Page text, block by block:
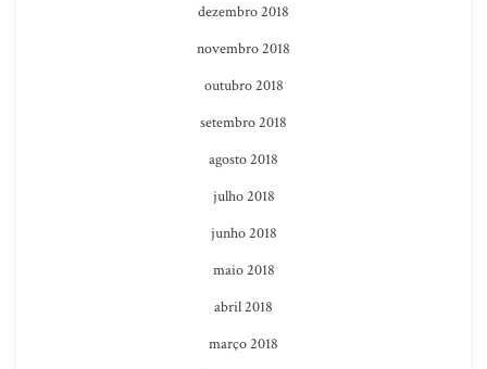
dezembro 2018
novembro 2018
outubro 2018
setembro 2018
agosto 2018
julho 2018
junho 2018
maio 2018
abril 2018
março 2018